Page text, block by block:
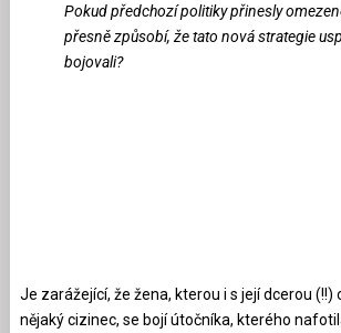
Pokud předchozí politiky přinesly
přesně způsobí, že tato nová strategie
bojovali?
Je zarážející, že žena, kterou i s její dcerou (!!)
nějaký cizinec, se bojí útočníka, kterého